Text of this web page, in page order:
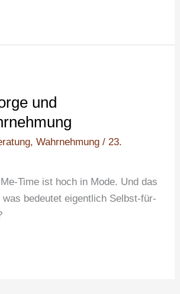
und
,Wahrnehmung /23.
Time ist hoch in Mode. Und das
bedeutet eigentlich Selbst-für-